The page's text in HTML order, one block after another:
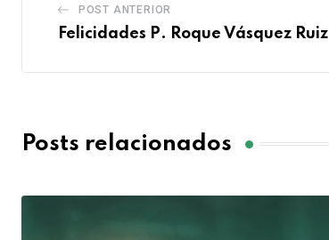
POST ANTERIOR
Felicidades P. Roque Vásquez Ruiz
Posts relacionados